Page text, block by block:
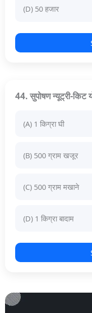
(D) 50 हजार
44. सुपोषण न्यूट्री-किट
(A) 1 किग्रा घी
(B) 500 ग्राम खजूर
(C) 500 ग्राम मखाने
(D) 1 किग्रा बादाम